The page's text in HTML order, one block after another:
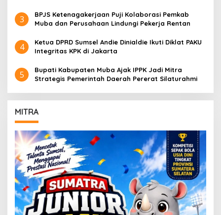
3
BPJS Ketenagakerjaan Puji Kolaborasi Pemkab
Muba dan Perusahaan Lindungi Pekerja Rentan
4
Ketua DPRD Sumsel Andie Dinialdie Ikuti Diklat PAKU
Integritas KPK di Jakarta
5
Bupati Kabupaten Muba Ajak IPPK Jadi Mitra
Strategis Pemerintah Daerah Pererat Silaturahmi
MITRA